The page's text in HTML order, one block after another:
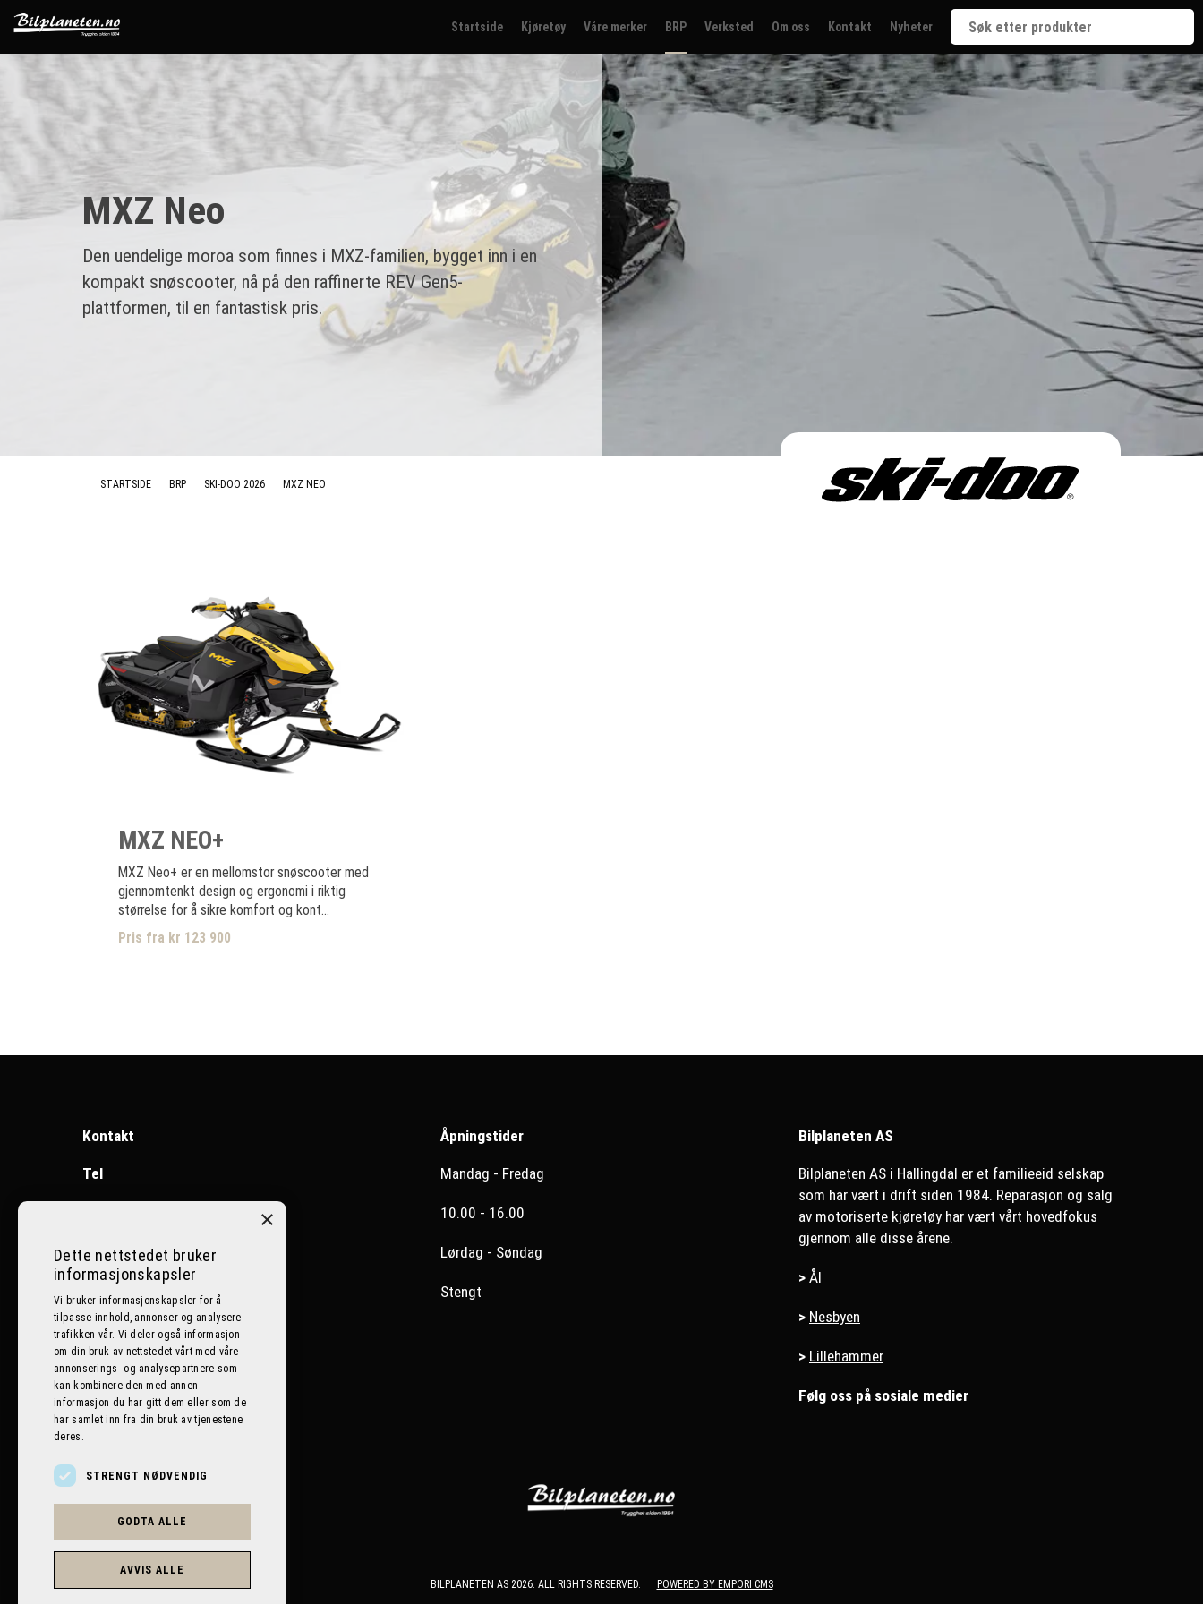
Startside Kjøretøy Våre merker BRP Verksted Om oss Kontakt Nyheter
MXZ Neo
Den uendelige moroa som finnes i MXZ-familien, bygget inn i en
kompakt snøscooter, nå på den raffinerte REV Gen5-
plattformen, til en fantastisk pris.
STARTSIDE BRP SKI-DOO 2026 MXZ NEO
MXZ NEO+
MXZ Neo+ er en mellomstor snøscooter med
gjennomtenkt design og ergonomi i riktig
størrelse for å sikre komfort og kont...
Pris fra kr 123 900
Kontakt
Tel
Nesbyen:32072500
Lillehammer: 612 59 059
E-post
post@bilplaneten.no
Åpningstider
Mandag - Fredag
10.00 - 16.00
Lørdag - Søndag
Stengt
Bilplaneten AS
Bilplaneten AS i Hallingdal er et familieeid selskap
som har vært i drift siden 1984. Reparasjon og salg
av motoriserte kjøretøy har vært vårt hovedfokus
gjennom alle disse årene.
> Ål
> Nesbyen
> Lillehammer
Følg oss på sosiale medier
BILPLANETEN AS 2026. ALL RIGHTS RESERVED. POWERED BY EMPORI CMS
×
Dette nettstedet bruker
informasjonskapsler
Vi bruker informasjonskapsler for å
tilpasse innhold, annonser og analysere
trafikken vår. Vi deler også informasjon
om din bruk av nettstedet vårt med våre
annonserings- og analysepartnere som
kan kombinere den med annen
informasjon du har gitt dem eller som de
har samlet inn fra din bruk av tjenestene
deres.
STRENGT NØDVENDIG
GODTA ALLE
AVVIS ALLE